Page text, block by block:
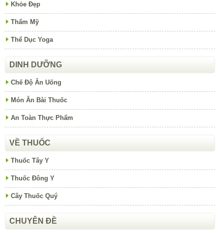
Khỏe Đẹp
Thẩm Mỹ
Thể Dục Yoga
DINH DƯỠNG
Chế Độ Ăn Uống
Món Ăn Bài Thuốc
An Toàn Thực Phẩm
VỀ THUỐC
Thuốc Tây Y
Thuốc Đông Y
Cây Thuốc Quý
CHUYÊN ĐỀ